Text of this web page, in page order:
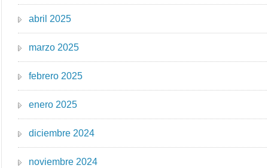
abril 2025
marzo 2025
febrero 2025
enero 2025
diciembre 2024
noviembre 2024